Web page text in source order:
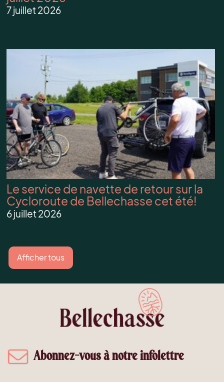
7 juillet 2026
Le service de navette de retour sur la
Cycloroute de Bellechasse cet été!
6 juillet 2026
Afficher tous
Abonnez-vous à notre infolettre